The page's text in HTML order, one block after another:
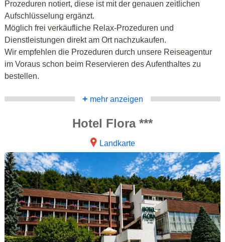
Prozeduren notiert, diese ist mit der genauen zeitlichen
Aufschlüsselung ergänzt.
Möglich frei verkäufliche Relax-Prozeduren und
Dienstleistungen direkt am Ort nachzukaufen.
Wir empfehlen die Prozeduren durch unsere Reiseagentur
im Voraus schon beim Reservieren des Aufenthaltes zu
bestellen.
+ mehr anzeigen
Hotel Flora ***
Landkarte